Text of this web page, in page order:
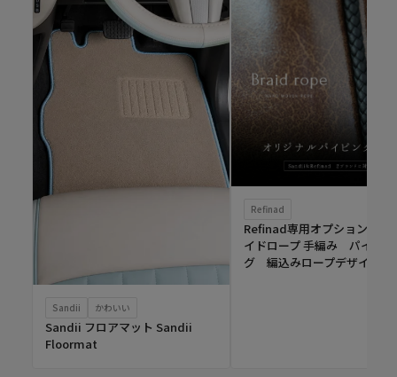
Sandii かわいい
Sandii フロアマット Sandii
Floormat
Refinad
Refinad専用オプション ブ
イドロープ 手編み パイピン
グ 編込みロープデザイン